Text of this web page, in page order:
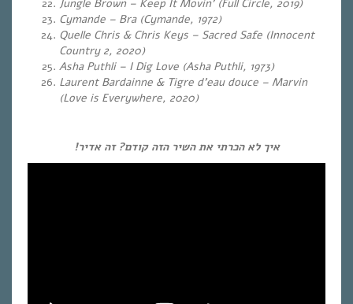
Jungle Brown – Keep It Movin’ (Full Circle, 2019)
Cymande – Bra (Cymande, 1972)
Quelle Chris & Chris Keys – Sacred Safe (Innocent
Country 2, 2020)
Asha Puthli – I Dig Love (Asha Puthli, 1973)
Laurent Bardainne & Tigre d’eau douce – Marvin
(Love is Everywhere, 2020)
איך לא הכרתי את השיר הזה קודם? זה אדיר!